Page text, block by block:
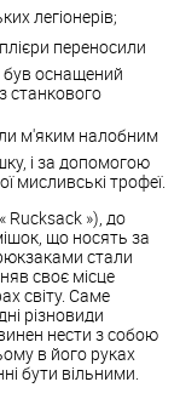
легіонерів;
переносили
був оснащений
станкового
м'яким налобним
і за допомогою
мисливські трофеї.
Ruсksасk »), до
що носять за
стали
своє місце
світу. Саме
різновиди
нести з собою
в його руках
бути вільними.